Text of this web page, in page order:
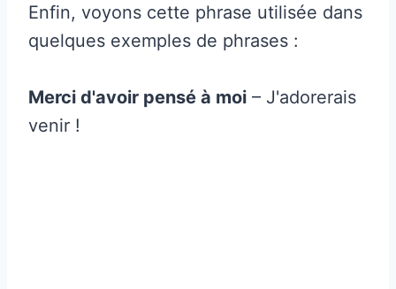
Enfin, voyons cette phrase utilisée dans
quelques exemples de phrases :
Merci d'avoir pensé à moi – J'adorerais
venir !